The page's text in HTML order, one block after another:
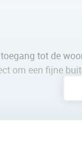
tot de
om een fijne
kunnen hun